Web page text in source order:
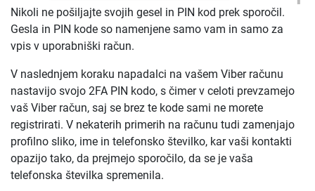
Nikoli ne pošiljajte svojih gesel in PIN kod prek sporočil.
Gesla in PIN kode so namenjene samo vam in samo za
vpis v uporabniški račun.
V naslednjem koraku napadalci na vašem Viber računu
nastavijo svojo 2FA PIN kodo, s čimer v celoti prevzamejo
vaš Viber račun, saj se brez te kode sami ne morete
registrirati. V nekaterih primerih na računu tudi zamenjajo
profilno sliko, ime in telefonsko številko, kar vaši kontakti
opazijo tako, da prejmejo sporočilo, da se je vaša
telefonska številka spremenila.